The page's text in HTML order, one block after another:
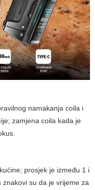
namakanja coila i
zamjena coila kada je
prosjek je između 1 i
su da je vrijeme za